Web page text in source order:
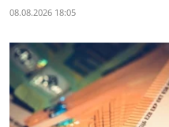
08.08.2026 18:05